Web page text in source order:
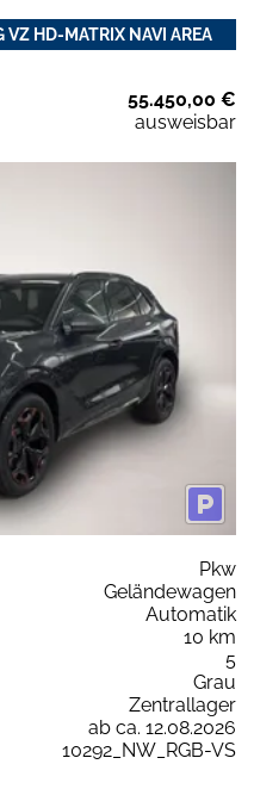
HD-MATRIX NAVI AREA
55.450,00 €
ausweisbar
Pkw
Geländewagen
Automatik
10 km
5
Grau
Zentrallager
ab ca. 12.08.2026
10292_NW_RGB-VS